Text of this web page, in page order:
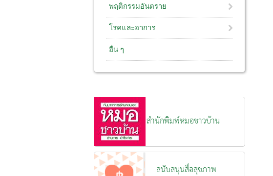
พฤติกรรมอันตราย
โรคและอาการ
อื่น ๆ
สำนักพิมพ์หมอชาวบ้าน
สนับสนุนสื่อสุขภาพ